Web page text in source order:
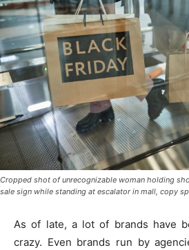
Cropped shot of unrecognizable woman holding
sale sign while standing at escalator in mall, copy
As of late, a lot of brands have
crazy. Even brands run by